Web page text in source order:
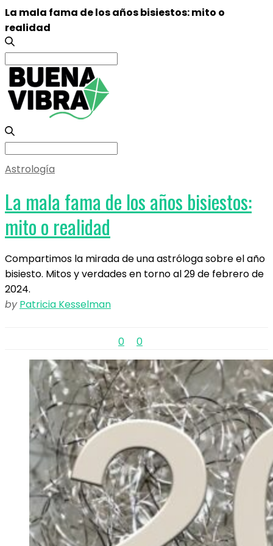
La mala fama de los años bisiestos: mito o
realidad
Search
for:
Search
Astrología
La mala fama de los años bisiestos:
mito o realidad
Compartimos la mirada de una astróloga sobre el año
bisiesto. Mitos y verdades en torno al 29 de febrero de
2024.
by Patricia Kesselman
0 0